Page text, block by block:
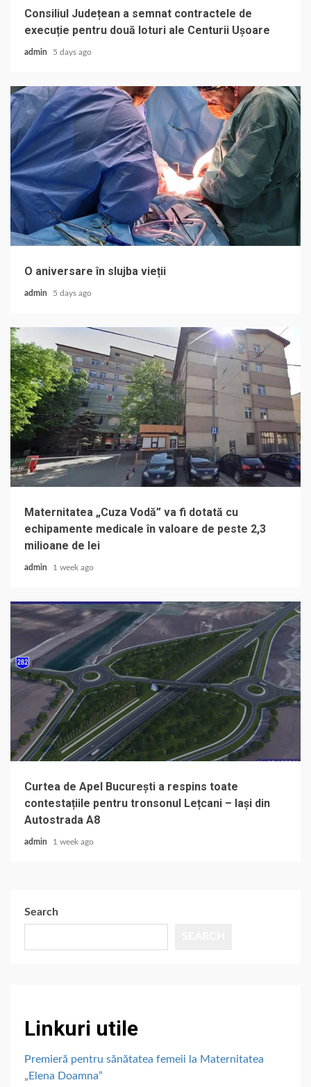
Consiliul Județean a semnat contractele de
execuție pentru două loturi ale Centurii Ușoare
admin 5 days ago
O aniversare în slujba vieții
admin 5 days ago
Maternitatea „Cuza Vodă” va fi dotată cu
echipamente medicale în valoare de peste 2,3
milioane de lei
admin 1 week ago
Curtea de Apel București a respins toate
contestațiile pentru tronsonul Lețcani – Iași din
Autostrada A8
admin 1 week ago
Search
Linkuri utile
Premieră pentru sănătatea femeii la Maternitatea
„Elena Doamna”